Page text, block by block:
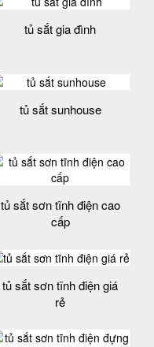
tủ sắt gia đình
tủ sắt sunhouse
tủ sắt sơn tĩnh điện cao
cấp
tủ sắt sơn tĩnh điện giá
rẻ